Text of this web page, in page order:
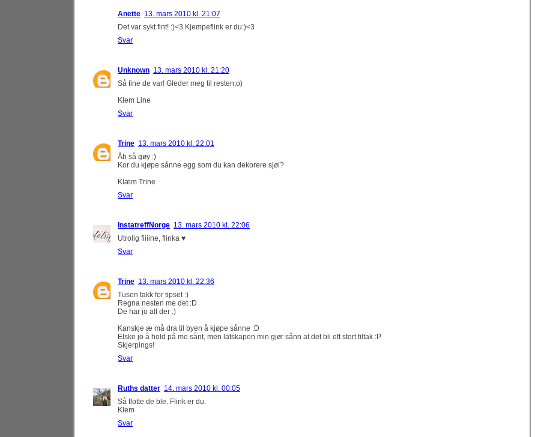
Anette 13. mars 2010 kl. 21:07
Det var sykt fint! :)<3 Kjempeflink er du:)<3
Svar
Unknown 13. mars 2010 kl. 21:20
Så fine de var! Gleder meg til resten;o)
Klem Line
Svar
Trine 13. mars 2010 kl. 22:01
Åh så gøy :)
Kor du kjøpe sånne egg som du kan dekorere sjøl?
Klæm Trine
Svar
InstatreffNorge 13. mars 2010 kl. 22:06
Utrolig fiiiine, flinka ♥
Svar
Trine 13. mars 2010 kl. 22:36
Tusen takk for tipset :)
Regna nesten me det :D
De har jo alt der :)
Kanskje æ må dra til byen å kjøpe sånne :D
Elske jo å hold på me sånt, men latskapen min gjør sånn at det bli ett stort tiltak :P
Skjerpings!
Svar
Ruths datter 14. mars 2010 kl. 00:05
Så flotte de ble. Flink er du.
Klem
Svar